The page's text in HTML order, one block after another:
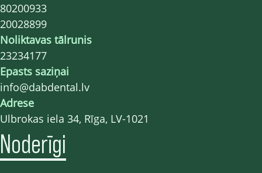
80200933
20028899
Noliktavas tālrunis
23234177
Epasts saziņai
info@dabdental.lv
Adrese
Ulbrokas iela 34, Rīga, LV-1021
Noderīgi